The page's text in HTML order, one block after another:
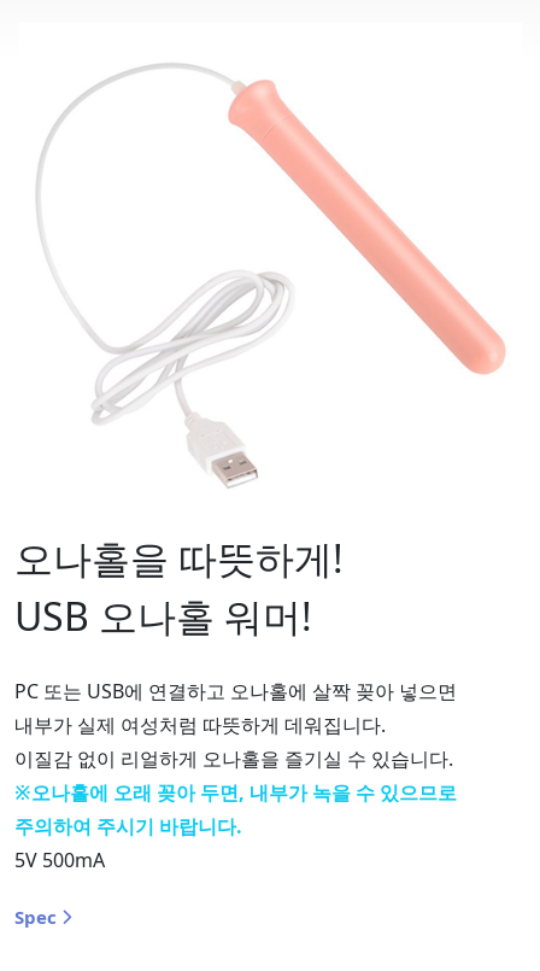
오나홀을 따뜻하게!
USB 오나홀 워머!
PC 또는 USB에 연결하고 오나홀에 살짝 꽂아 넣으면
내부가 실제 여성처럼 따뜻하게 데워집니다.
이질감 없이 리얼하게 오나홀을 즐기실 수 있습니다.
※오나홀에 오래 꽂아 두면, 내부가 녹을 수 있으므로
주의하여 주시기 바랍니다.
5V 500mA
Spec